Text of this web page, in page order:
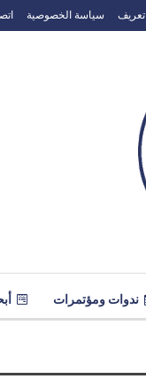
تعريف سياسة الخصوصية
ندوات ومؤتمرات